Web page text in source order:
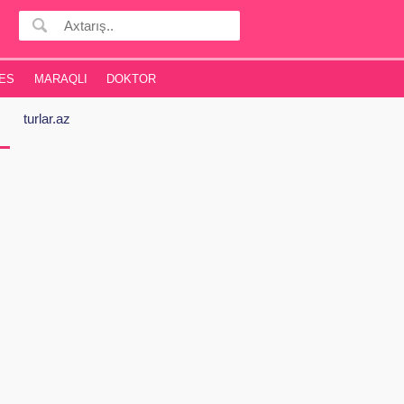
MARAQLI DOKTOR
turlar.az